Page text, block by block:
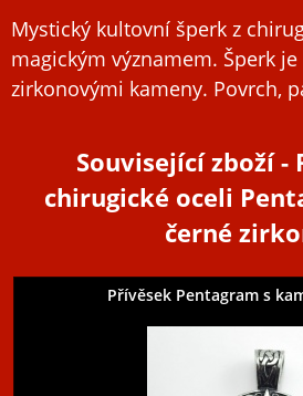
Mystický kultovní šperk z
magickým významem. Šperk
zirkonovými kameny. Povrch,
Související zboží-
chirugické oceli
černé
Přívěsek Pentagram s